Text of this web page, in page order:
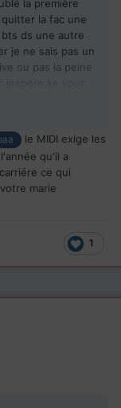
la première
la fac une
ds une autre
je ne sais pas un
ou pas la peine
les bac avant
cest ke
de la fac
le MIDI exige les
qu'il a
ce qui
marie
1